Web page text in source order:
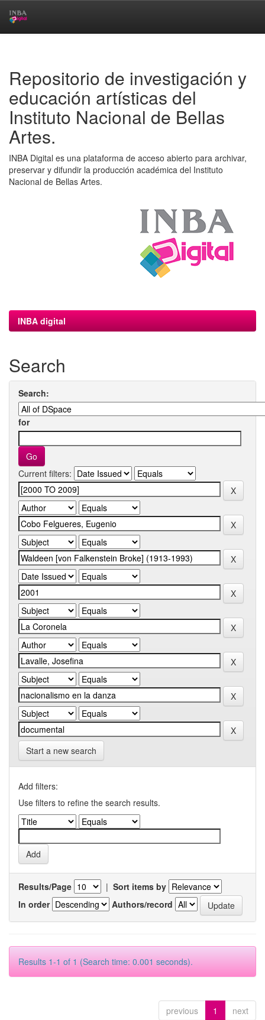
Repositorio de investigación y
educación artísticas del
Instituto Nacional de Bellas
Artes.
INBA Digital es una plataforma de acceso abierto para archivar,
preservar y difundir la producción académica del Instituto
Nacional de Bellas Artes.
INBA digital
Search
Search:
for
Current filters:
Start a new search
Add filters:
Use filters to refine the search results.
Results/Page | Sort items by
In order
Authors/record
Results 1-1 of 1 (Search time: 0.001 seconds).
previous 1 next